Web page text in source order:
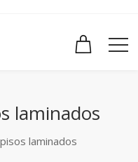
laminados
laminados